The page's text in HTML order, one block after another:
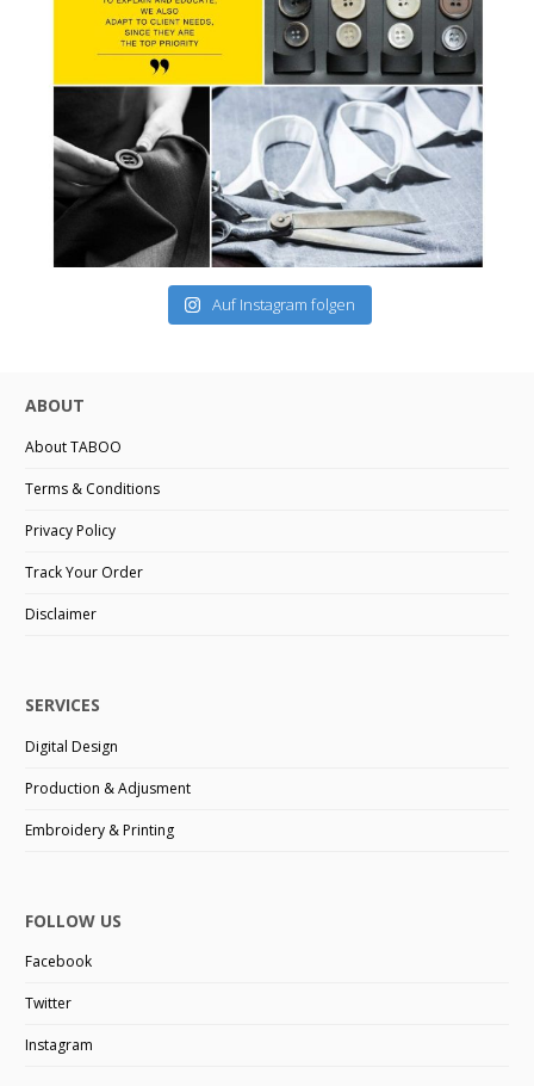
Auf Instagram folgen
ABOUT
About TABOO
Terms & Conditions
Privacy Policy
Track Your Order
Disclaimer
SERVICES
Digital Design
Production & Adjusment
Embroidery & Printing
FOLLOW US
Facebook
Twitter
Instagram